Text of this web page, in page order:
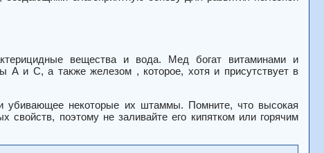
вещества и вода. Мед богат витаминами и
А и С, а также железом , которое, хотя и присутствует в
убивающее некоторые их штаммы. Помните, что высокая
поэтому не заливайте его кипятком или горячим